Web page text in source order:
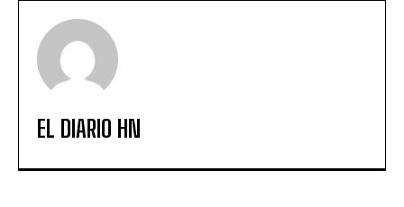
EL DIARIO HN